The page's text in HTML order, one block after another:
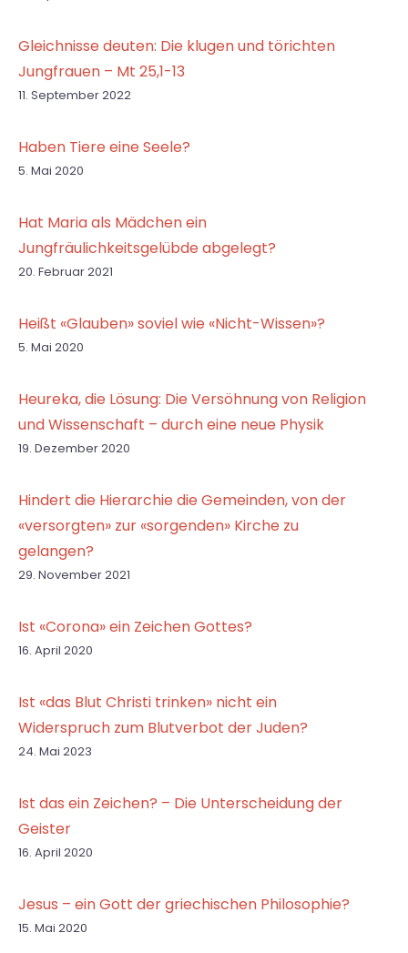
Gleichnisse deuten: Die klugen und törichten
Jungfrauen – Mt 25,1-13
11. September 2022
Haben Tiere eine Seele?
5. Mai 2020
Hat Maria als Mädchen ein
Jungfräulichkeitsgelübde abgelegt?
20. Februar 2021
Heißt «Glauben» soviel wie «Nicht-Wissen»?
5. Mai 2020
Heureka, die Lösung: Die Versöhnung von Religion
und Wissenschaft – durch eine neue Physik
19. Dezember 2020
Hindert die Hierarchie die Gemeinden, von der
«versorgten» zur «sorgenden» Kirche zu
gelangen?
29. November 2021
Ist «Corona» ein Zeichen Gottes?
16. April 2020
Ist «das Blut Christi trinken» nicht ein
Widerspruch zum Blutverbot der Juden?
24. Mai 2023
Ist das ein Zeichen? – Die Unterscheidung der
Geister
16. April 2020
Jesus – ein Gott der griechischen Philosophie?
15. Mai 2020